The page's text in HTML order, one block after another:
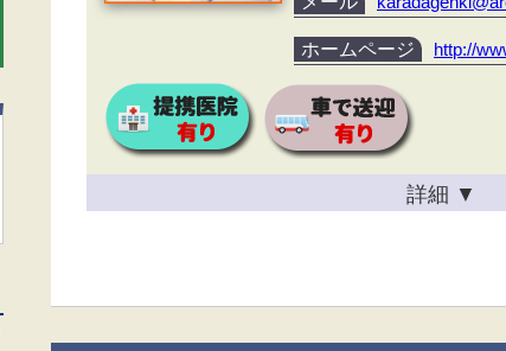
ホームページ http://
詳細 ▼